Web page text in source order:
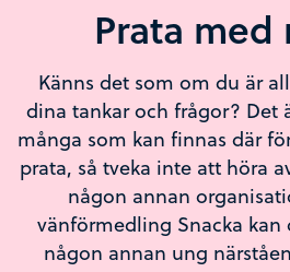
Prata med
Känns det som om du är
dina tankar och frågor? Det
många som kan finnas där
prata, så tveka inte att höra
någon annan
vänförmedling Snacka
någon annan ung